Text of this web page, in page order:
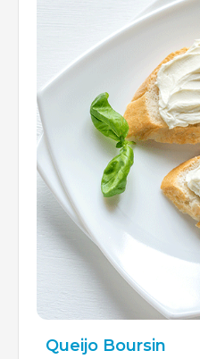
Queijo Boursin